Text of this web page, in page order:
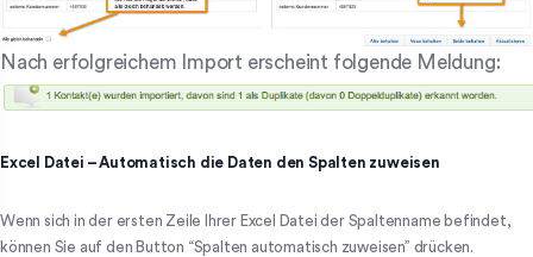
Nach erfolgreichem Import erscheint folgende Meldung:
Excel Datei – Automatisch die Daten den Spalten zuweisen
Wenn sich in der ersten Zeile Ihrer Excel Datei der Spaltenname befindet,
können Sie auf den Button “Spalten automatisch zuweisen” drücken.